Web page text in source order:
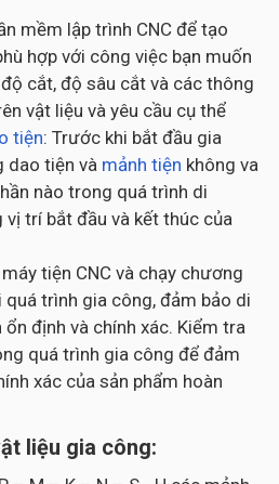
mềm lập trình CNC để tạo
hợp với công việc bạn muốn
cắt, độ sâu cắt và các thông
vật liệu và yêu cầu cụ thể
tiện: Trước khi bắt đầu gia
dao tiện và mảnh tiện không va
nào trong quá trình di
vị trí bắt đầu và kết thúc của
tiện CNC và chạy chương
trình gia công, đảm bảo di
định và chính xác. Kiểm tra
quá trình gia công để đảm
xác của sản phẩm hoàn
liệu gia công: